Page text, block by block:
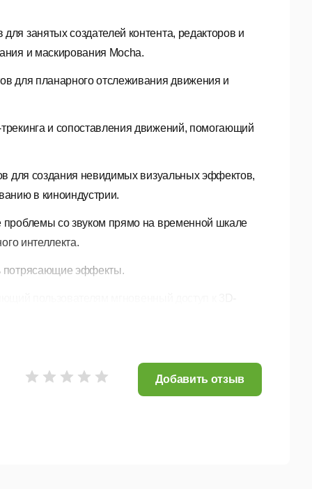
занятых создателей контента, редакторов и
и маскирования Mocha.
для планарного отслеживания движения и
и сопоставления движений, помогающий
для создания невидимых визуальных эффектов,
в киноиндустрии.
проблемы со звуком прямо на временной шкале
интеллекта.
потрясающие эффекты.
реставрация, организация живых выступлений
Добавить отзыв